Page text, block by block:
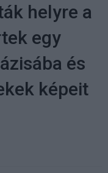
helyre a
egy
és
képeit